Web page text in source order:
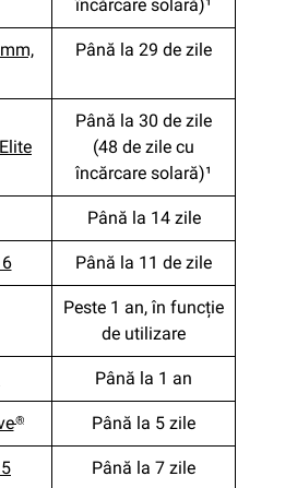
încărcare solară)¹
Până la 29 de zile
Până la 30 de zile
(48 de zile cu
încărcare solară)¹
Până la 14 zile
Până la 11 de zile
Peste 1 an, în funcție
de utilizare
Până la 1 an
® Până la 5 zile
5 Până la 7 zile